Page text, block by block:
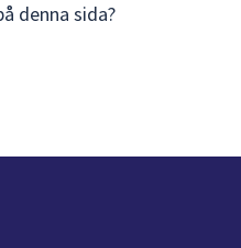
denna sida?